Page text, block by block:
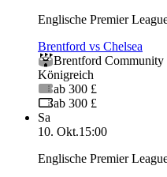
Englische Premier
Brentford vs Chelsea
Brentford Community
Königreich
ab 300 £
ab 300 £
Sa
10. Okt.15:00
Englische Premier